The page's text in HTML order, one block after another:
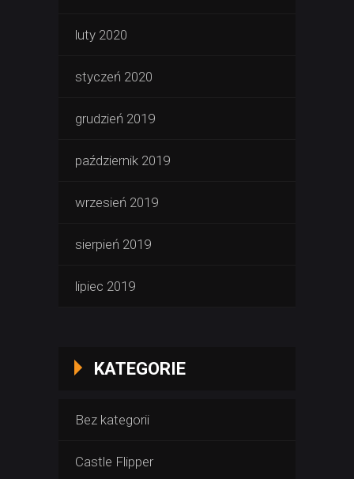
luty 2020
styczeń 2020
grudzień 2019
październik 2019
wrzesień 2019
sierpień 2019
lipiec 2019
KATEGORIE
Bez kategorii
Castle Flipper